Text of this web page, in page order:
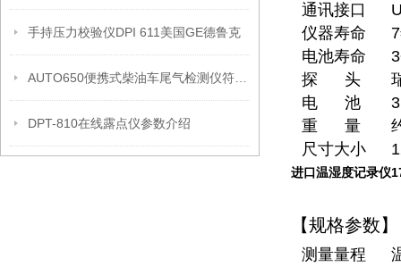
手持压力校验仪DPI 611美国GE德鲁克
DPT-810在线露点仪参数介绍
通讯接口
仪器寿命
电池寿命
探 头
电 池
重 量
尺寸大小
进口温湿度记录仪
【规格参数】
测量量程